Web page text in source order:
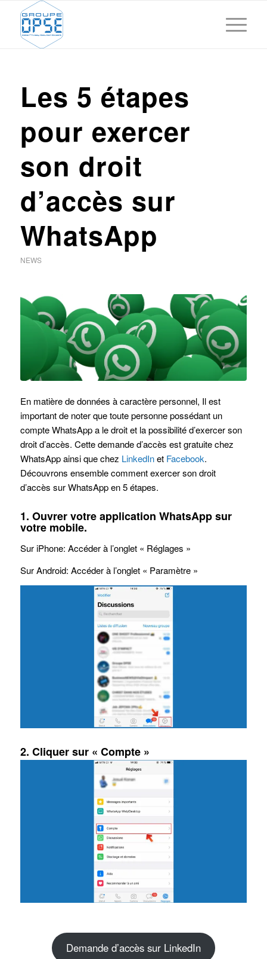
Les 5 étapes
pour exercer
son droit
d’accès sur
WhatsApp
NEWS
En matière de données à caractère personnel, Il est
important de noter que toute personne possédant un
compte WhatsApp a le droit et la possibilité d’exercer son
droit d’accès. Cette demande d’accès est gratuite chez
WhatsApp ainsi que chez LinkedInet Facebook.
Découvrons ensemble comment exercer son droit
d’accès sur WhatsApp en 5 étapes.
1. Ouvrer votre application WhatsApp sur
votre mobile.
Sur iPhone: Accéder à l’onglet « Réglages »
Sur Android: Accéder à l’onglet « Paramètre »
2. Cliquer sur « Compte »
Demande d’accès sur LinkedIn